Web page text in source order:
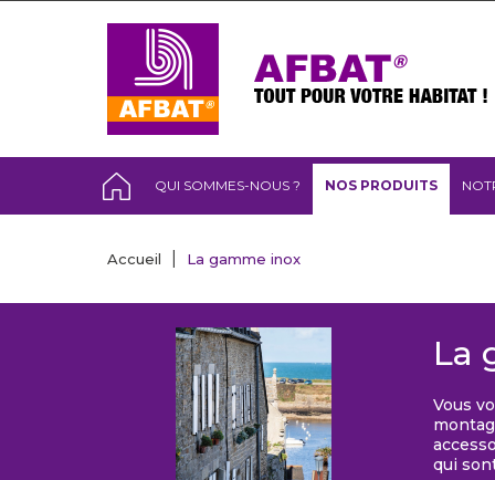
QUI SOMMES-NOUS ? NOS PRODUITS
Accueil La gamme inox
La
Vous
qui